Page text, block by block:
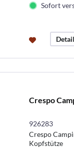
Sofort
Crespo
926283
Crespo
Kopfstütze